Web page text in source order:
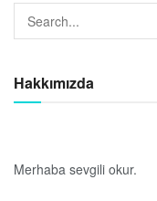
Hakkımızda
Merhaba sevgili okur.